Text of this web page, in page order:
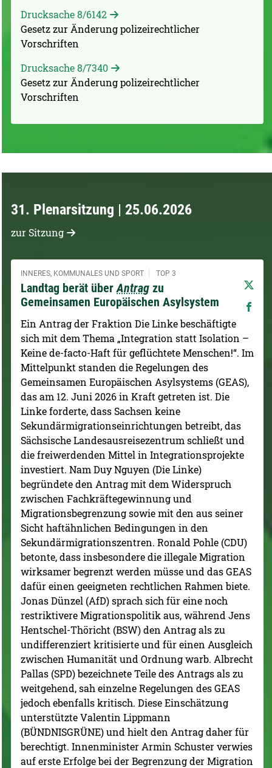
Drucksache 8/6142
Gesetz zur Änderung polizeirechtlicher
Vorschriften
Drucksache 8/7340
Gesetz zur Änderung polizeirechtlicher
Vorschriften
31. Plenarsitzung | 25.06.2026
zur Sitzung
Landtag berät überAntrag zu
Gemeinsamen Europäischen Asylsystem
INNERES, KOMMUNALES UND SPORT TOP 3
Ein Antrag der Fraktion Die Linke beschäftigte
sich mit dem Thema „Integration statt Isolation –
Keine de-facto-Haft für geflüchtete Menschen!“. Im
Mittelpunkt standen die Regelungen des
Gemeinsamen Europäischen Asylsystems (GEAS),
das am 12. Juni 2026 in Kraft getreten ist. Die
Linke forderte, dass Sachsen keine
Sekundärmigrationseinrichtungen betreibt, das
Sächsische Landesausreisezentrum schließt und
die freiwerdenden Mittel in Integrationsprojekte
investiert. Nam Duy Nguyen (Die Linke)
begründete den Antrag mit dem Widerspruch
zwischen Fachkräftegewinnung und
Migrationsbegrenzung sowie mit den aus seiner
Sicht haftähnlichen Bedingungen in den
Sekundärmigrationszentren. Ronald Pohle (CDU)
betonte, dass insbesondere die illegale Migration
wirksamer begrenzt werden müsse und das GEAS
dafür einen geeigneten rechtlichen Rahmen biete.
Jonas Dünzel (AfD) sprach sich für eine noch
restriktivere Migrationspolitik aus, während Jens
Hentschel-Thöricht (BSW) den Antrag als zu
undifferenziert kritisierte und für einen Ausgleich
zwischen Humanität und Ordnung warb. Albrecht
Pallas (SPD) bezeichnete Teile des Antrags als zu
weitgehend, sah einzelne Regelungen des GEAS
jedoch ebenfalls kritisch. Diese Einschätzung
unterstützte Valentin Lippmann
(BÜNDNISGRÜNE) und hielt den Antrag daher für
berechtigt. Innenminister Armin Schuster verwies
auf erste Erfolge bei der Begrenzung der Migration